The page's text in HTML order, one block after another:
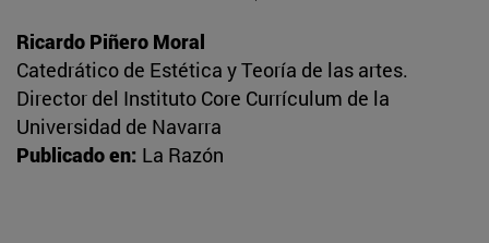
Ricardo Piñero Moral
Catedrático de Estética y Teoría de las artes.
Director del Instituto Core Currículum de la
Universidad de Navarra
Publicado en: La Razón